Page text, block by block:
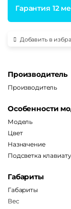
Гарантия 12
Добавить в
Производитель
Производитель
Особенности
Модель
Цвет
Назначение
Подсветка
Габариты
Габариты
Вес